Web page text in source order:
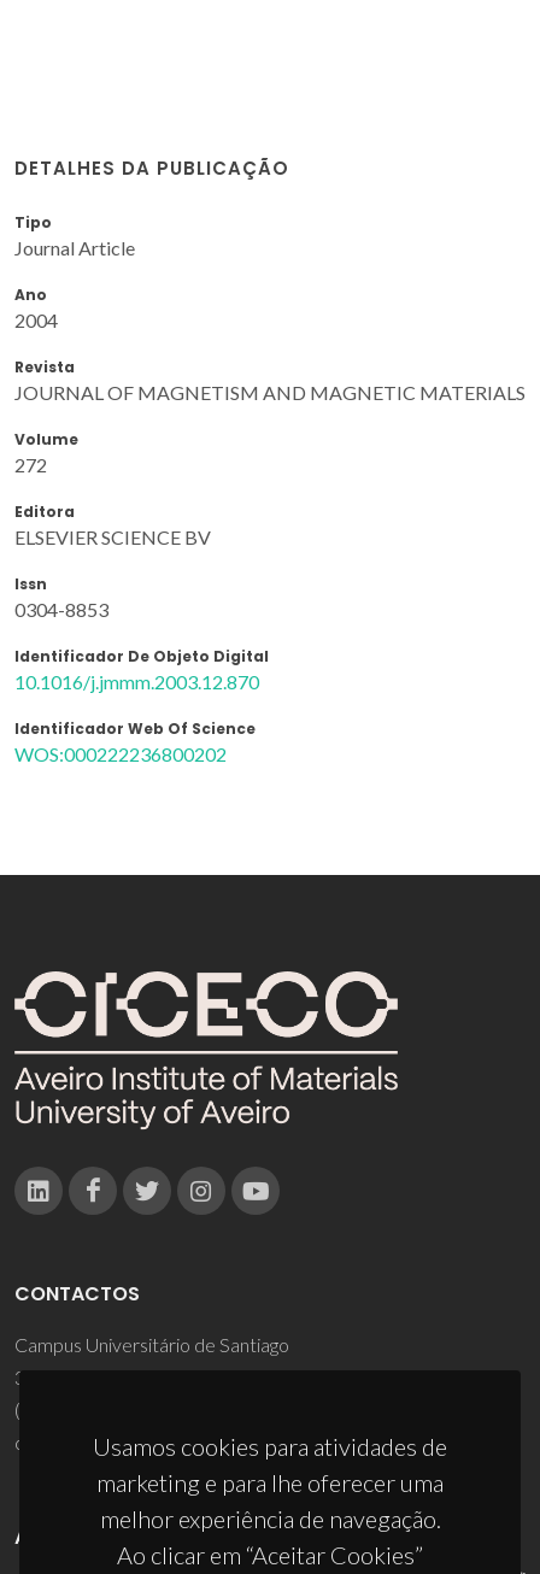
DETALHES DA PUBLICAÇÃO
Tipo
Journal Article
Ano
2004
Revista
JOURNAL OF MAGNETISM AND MAGNETIC MATERIALS
Volume
272
Editora
ELSEVIER SCIENCE BV
Issn
0304-8853
Identificador De Objeto Digital
10.1016/j.jmmm.2003.12.870
Identificador Web Of Science
WOS:000222236800202
Usamos cookies para atividades de
marketing e para lhe oferecer uma
melhor experiência de navegação.
Ao clicar em “Aceitar Cookies”
CONTACTOS
Campus Universitário de Santiago
3810-193 Aveiro - Portugal
(+351) 234 370 200
ciceco@ua.pt
APOIOS